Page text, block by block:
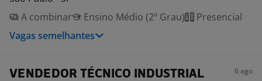
A combinar
Ensino Médio (2º Grau)
Presencial
Vagas semelhantes
VENDEDOR TÉCNICO INDUSTRIAL
6 ago